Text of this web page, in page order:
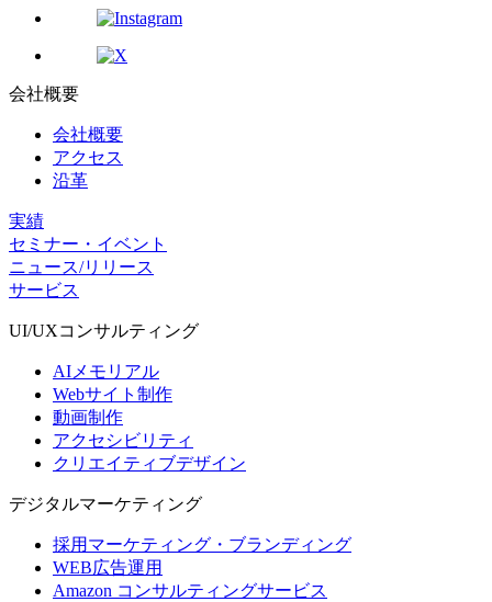
会社概要
会社概要
アクセス
沿革
実績
セミナー・イベント
ニュース/リリース
サービス
UI/UXコンサルティング
AIメモリアル
Webサイト制作
動画制作
アクセシビリティ
クリエイティブデザイン
デジタルマーケティング
採用マーケティング・ブランディング
WEB広告運用
Amazon コンサルティングサービス